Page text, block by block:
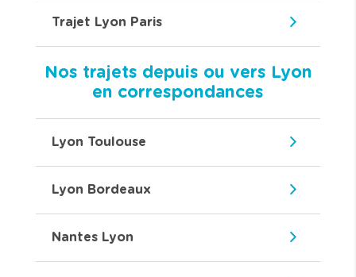
Trajet Lyon Paris
Nos trajets depuis ou vers Lyon
en correspondances
Lyon Toulouse
Lyon Bordeaux
Nantes Lyon